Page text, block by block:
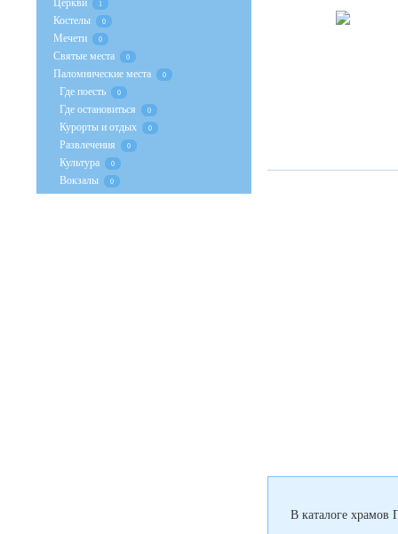
В каталоге храмов
Церкви 1
Костелы 0
Мечети 0
Святые места 0
Паломнические места 0
Где поесть 0
Где остановиться 0
Курорты и отдых 0
Развлечения 0
Культура 0
Вокзалы 0